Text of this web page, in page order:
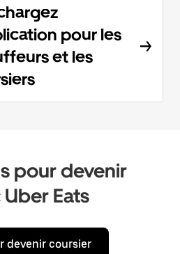
pour les
et les
pour devenir
Eats
devenir coursier